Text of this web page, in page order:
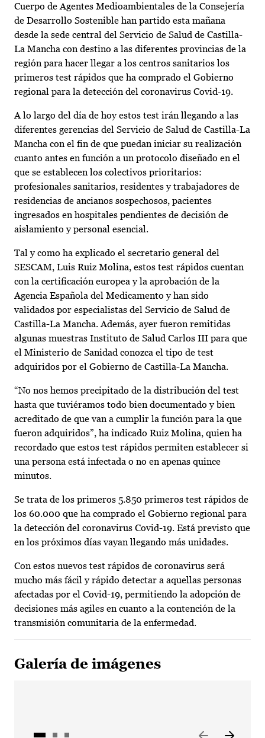
Cuerpo de Agentes Medioambientales de la Consejería
de Desarrollo Sostenible han partido esta mañana
desde la sede central del Servicio de Salud de Castilla-
La Mancha con destino a las diferentes provincias de la
región para hacer llegar a los centros sanitarios los
primeros test rápidos que ha comprado el Gobierno
regional para la detección del coronavirus Covid-19.
A lo largo del día de hoy estos test irán llegando a las
diferentes gerencias del Servicio de Salud de Castilla-La
Mancha con el fin de que puedan iniciar su realización
cuanto antes en función a un protocolo diseñado en el
que se establecen los colectivos prioritarios:
profesionales sanitarios, residentes y trabajadores de
residencias de ancianos sospechosos, pacientes
ingresados en hospitales pendientes de decisión de
aislamiento y personal esencial.
Tal y como ha explicado el secretario general del
SESCAM, Luis Ruiz Molina, estos test rápidos cuentan
con la certificación europea y la aprobación de la
Agencia Española del Medicamento y han sido
validados por especialistas del Servicio de Salud de
Castilla-La Mancha. Además, ayer fueron remitidas
algunas muestras Instituto de Salud Carlos III para que
el Ministerio de Sanidad conozca el tipo de test
adquiridos por el Gobierno de Castilla-La Mancha.
“No nos hemos precipitado de la distribución del test
hasta que tuviéramos todo bien documentado y bien
acreditado de que van a cumplir la función para la que
fueron adquiridos”, ha indicado Ruiz Molina, quien ha
recordado que estos test rápidos permiten establecer si
una persona está infectada o no en apenas quince
minutos.
Se trata de los primeros 5.850 primeros test rápidos de
los 60.000 que ha comprado el Gobierno regional para
la detección del coronavirus Covid-19. Está previsto que
en los próximos días vayan llegando más unidades.
Con estos nuevos test rápidos de coronavirus será
mucho más fácil y rápido detectar a aquellas personas
afectadas por el Covid-19, permitiendo la adopción de
decisiones más agiles en cuanto a la contención de la
transmisión comunitaria de la enfermedad.
Galería de imágenes